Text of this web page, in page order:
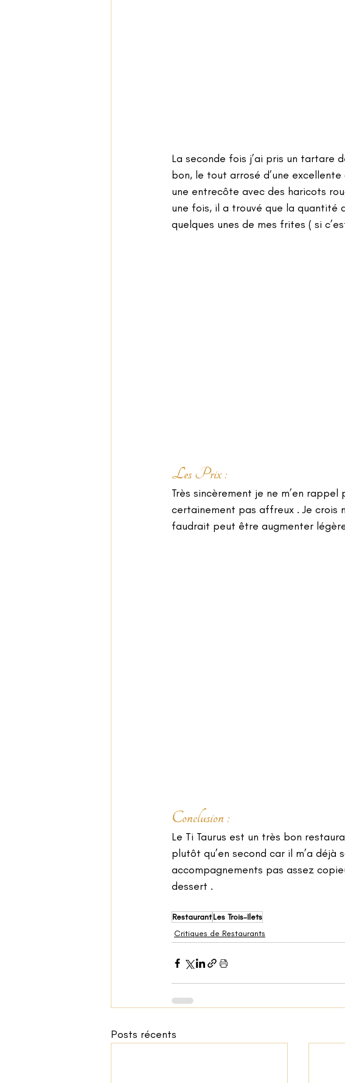
La seconde fois j’ai pris un tartare
bon, le tout arrosé d’une
une entrecôte avec des haricots
une fois, il a trouvé que la quantité
quelques unes de mes frites ( si
Les Prix :
Très sincèrement je ne m’en
certainement pas affreux . Je crois
faudrait peut être augmenter
Conclusion :
Le Ti Taurus est un très bon
plutôt qu’en second car il m’a déjà
accompagnements pas assez
dessert .
RestaurantLes Trois-Ilets
Critiques de Restaurants
Posts récents